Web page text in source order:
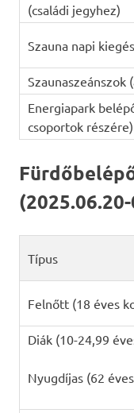
(családi jegyhez)
Szauna napi
Szaunaszeánszok
Energiapark
csoportok részére)
Típus
Felnőtt (18 éves
Diák (10-24,99
Nyugdíjas (62